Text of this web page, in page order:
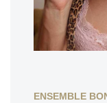
ENSEMBLE